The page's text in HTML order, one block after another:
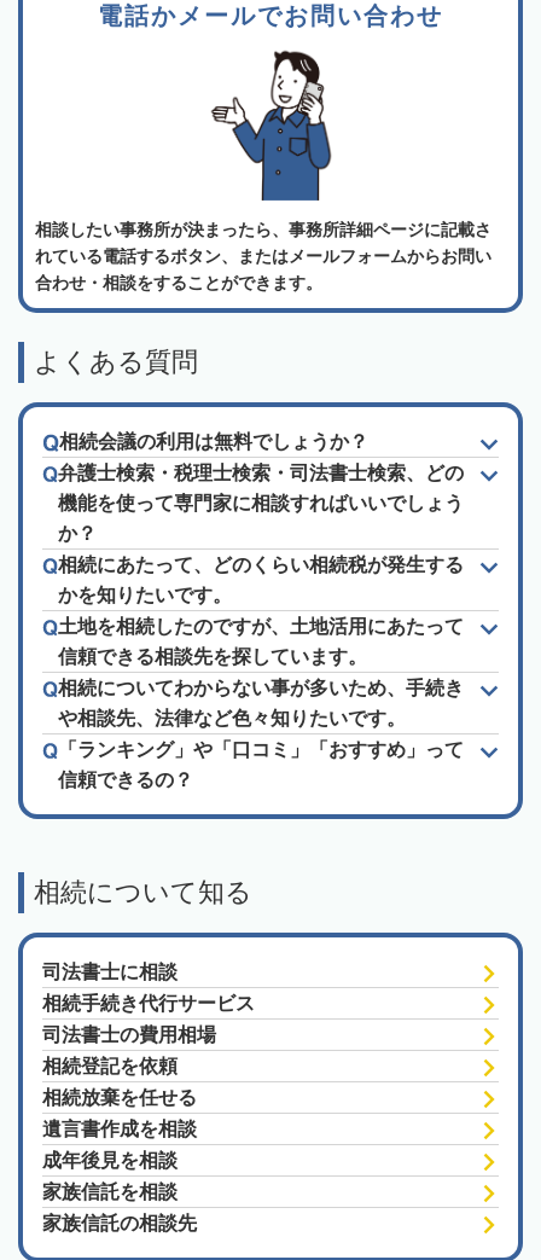
電話かメールでお問い合わせ
相談したい事務所が決まったら、事務所詳細ページに記載さ
れている電話するボタン、またはメールフォームからお問い
合わせ・相談をすることができます。
よくある質問
相続会議の利用は無料でしょうか？
弁護士検索・税理士検索・司法書士検索、どの
機能を使って専門家に相談すればいいでしょう
か？
相続にあたって、どのくらい相続税が発生する
かを知りたいです。
土地を相続したのですが、土地活用にあたって
信頼できる相談先を探しています。
相続についてわからない事が多いため、手続き
や相談先、法律など色々知りたいです。
「ランキング」や「口コミ」「おすすめ」って
信頼できるの？
相続について知る
司法書士に相談
相続手続き代行サービス
司法書士の費用相場
相続登記を依頼
相続放棄を任せる
遺言書作成を相談
成年後見を相談
家族信託を相談
家族信託の相談先